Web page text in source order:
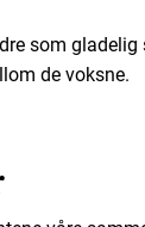
som
de voksne.